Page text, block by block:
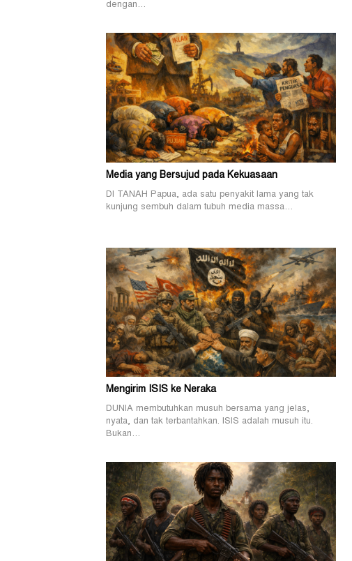
dengan…
Media yang Bersujud pada Kekuasaan
DI TANAH Papua, ada satu penyakit lama yang tak
kunjung sembuh dalam tubuh media massa…
Mengirim ISIS ke Neraka
DUNIA membutuhkan musuh bersama yang jelas,
nyata, dan tak terbantahkan. ISIS adalah musuh itu.
Bukan…